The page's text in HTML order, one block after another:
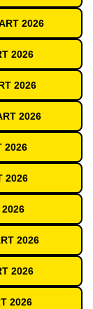
2026
2026
2026
2026
2026
2026
2026
2026
2026
2026